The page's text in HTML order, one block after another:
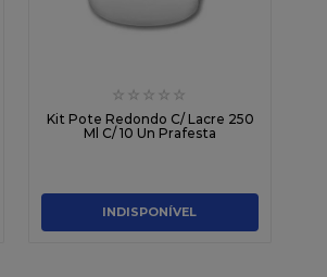
☆ ☆ ☆ ☆ ☆
Kit Pote Redondo C/ Lacre 250
Ml C/ 10 Un Prafesta
INDISPONÍVEL